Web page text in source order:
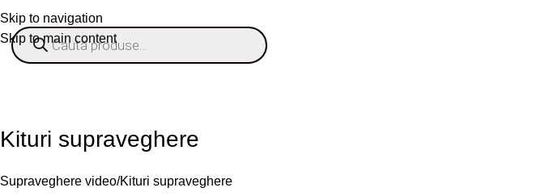
Skip to navigation
Skip to main content
Kituri supraveghere
Supraveghere video Kituri supraveghere